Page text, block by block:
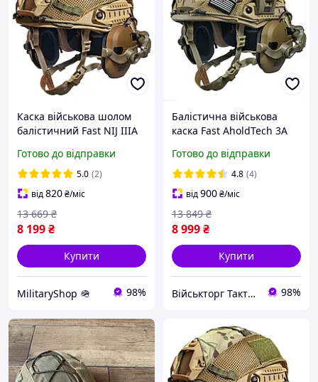
Каска військова шолом
балістичний Fast NIJ IIIA
навушниками Комплект
Fast
Готово до відправки
5.0 (2)
від820₴/міс
8 199₴
13 669 ₴
Купити
MilitaryShop 🪖 98%
Балістична військова
каска Fast AholdTech 3A
із навушниками Walker's
кріпленнями чохол
Готово до відправки
4.8 (4)
від900₴/міс
8 999₴
13 849 ₴
Купити
Військторг Тактичне спорядження 98%